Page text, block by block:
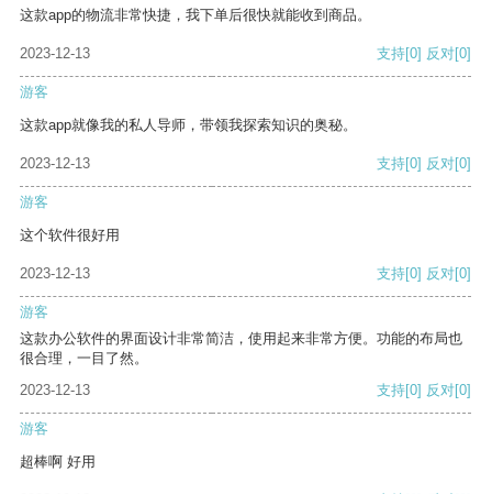
这款app的物流非常快捷，我下单后很快就能收到商品。
2023-12-13 支持[0] 反对[0]
游客
这款app就像我的私人导师，带领我探索知识的奥秘。
2023-12-13 支持[0] 反对[0]
游客
这个软件很好用
2023-12-13 支持[0] 反对[0]
游客
这款办公软件的界面设计非常简洁，使用起来非常方便。功能的布局也
很合理，一目了然。
2023-12-13
支持[0] 反对[0]
游客
超棒啊 好用